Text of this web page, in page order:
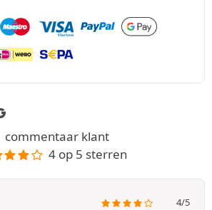
commentaar klant
4 op 5 sterren
4/5